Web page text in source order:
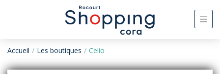
Accueil Les boutiques Celio